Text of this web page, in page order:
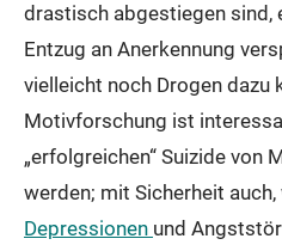
drastisch abgestiegen sind,
Entzug an Anerkennung
vielleicht noch Drogen dazu
Motivforschung ist
„erfolgreichen“ Suizide von
werden; mit Sicherheit
Depressionen und